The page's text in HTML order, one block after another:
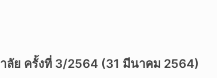
ลัย ครั้งที่ 3/2564 (31 มีนาคม 2564)